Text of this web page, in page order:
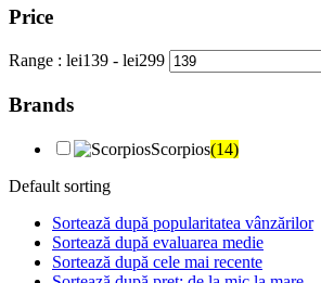
Price
Range : lei139 - lei299
Brands
Scorpios(14)
Default sorting
Sortează după popularitatea vânzărilor
Sortează după evaluarea medie
Sortează după cele mai recente